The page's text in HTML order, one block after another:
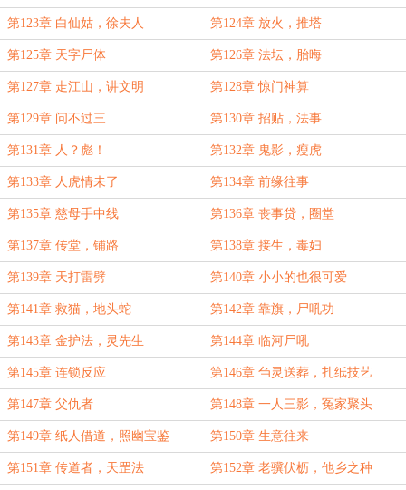
第123章 白仙姑，徐夫人 第124章 放火，推塔
第125章 天字尸体 第126章 法坛，胎晦
第127章 走江山，讲文明 第128章 惊门神算
第129章 问不过三 第130章 招贴，法事
第131章 人？彪！ 第132章 鬼影，瘦虎
第133章 人虎情未了 第134章 前缘往事
第135章 慈母手中线 第136章 丧事贷，圈堂
第137章 传堂，铺路 第138章 接生，毒妇
第139章 天打雷劈 第140章 小小的也很可爱
第141章 救猫，地头蛇 第142章 靠旗，尸吼功
第143章 金护法，灵先生 第144章 临河尸吼
第145章 连锁反应 第146章 刍灵送葬，扎纸技艺
第147章 父仇者 第148章 一人三影，冤家聚头
第149章 纸人借道，照幽宝鉴 第150章 生意往来
第151章 传道者，天罡法 第152章 老骥伏枥，他乡之种